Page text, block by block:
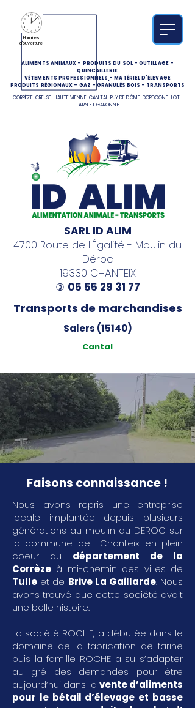
ALIMENTS ANIMAUX - PRODUITS DU SOL-OUTILLAGE-
QUINCAILLERIE
VÊTEMENTS PROFESSIONNELS -MATÉRIEL D'ÉLEVAGE
PRODUITS RÉGIONAUX - GAZ -GRANULÉS BOIS - TRANSPORTS
CORRÈZE-CREUSE-HAUTE VIENNE-CANTAL-PUY DE DÔME-DORDOGNE-LOT-
TARN ET GARONNE
Horaires
d'ouverture
SARL ID ALIM
4700 Route de l'Égalité - Moulin du
Déroc
19330 CHANTEIX
) 05 55 29 31 77
Transports de marchandises
Salers (15140)
Cantal
Faisons connaissance !
Nous avons repris une entreprise
locale implantée depuis plusieurs
générations au moulin du DEROC sur
la commune de Chanteix en plein
coeur du département de la
Corrèze à mi-chemin des villes de
Tulle et de Brive La Gaillarde. Nous
avons trouvé que cette société avait
une belle histoire.
La société ROCHE, a débutée dans le
domaine de la fabrication de farine
puis la famille ROCHE a su s’adapter
au gré des demandes pour être
aujourd’hui dans la vente d’aliments
pour le bétail d’élevage et basse